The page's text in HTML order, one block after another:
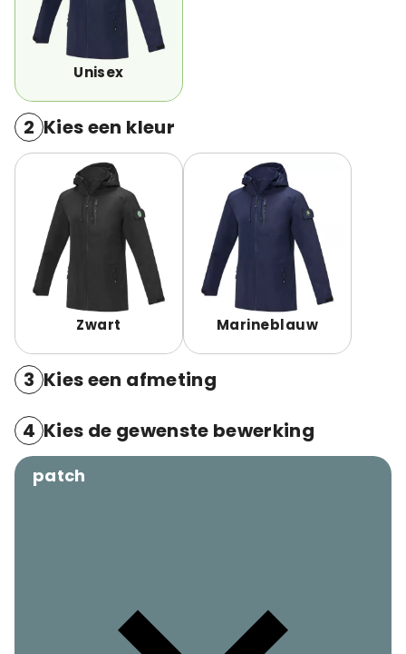
Unisex
2 Kies een kleur
Zwart Marineblauw
3 Kies een afmeting
4 Kies de gewenste bewerking
patch